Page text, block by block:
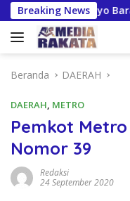
Langsung
ke
konten
Breaking News
Barat Tuan
Beranda DAERAH
DAERAH, METRO
Pemkot
Nomor 39
Redaksi
24 September 2020